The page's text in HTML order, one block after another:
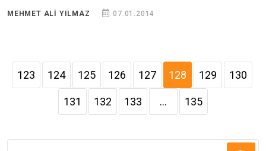
MEHMET ALI YILMAZ 07.01.2014
123 124 125 126 127 128 129 130
131 132 133 ... 135